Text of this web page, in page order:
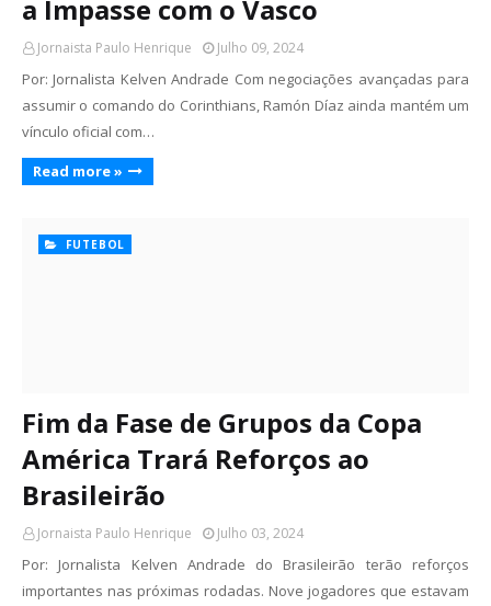
a Impasse com o Vasco
Jornaista Paulo Henrique Julho 09, 2024
Por: Jornalista Kelven Andrade Com negociações avançadas para
assumir o comando do Corinthians, Ramón Díaz ainda mantém um
vínculo oficial com…
Read more »
FUTEBOL
Fim da Fase de Grupos da Copa
América Trará Reforços ao
Brasileirão
Jornaista Paulo Henrique Julho 03, 2024
Por: Jornalista Kelven Andrade do Brasileirão terão reforços
importantes nas próximas rodadas. Nove jogadores que estavam